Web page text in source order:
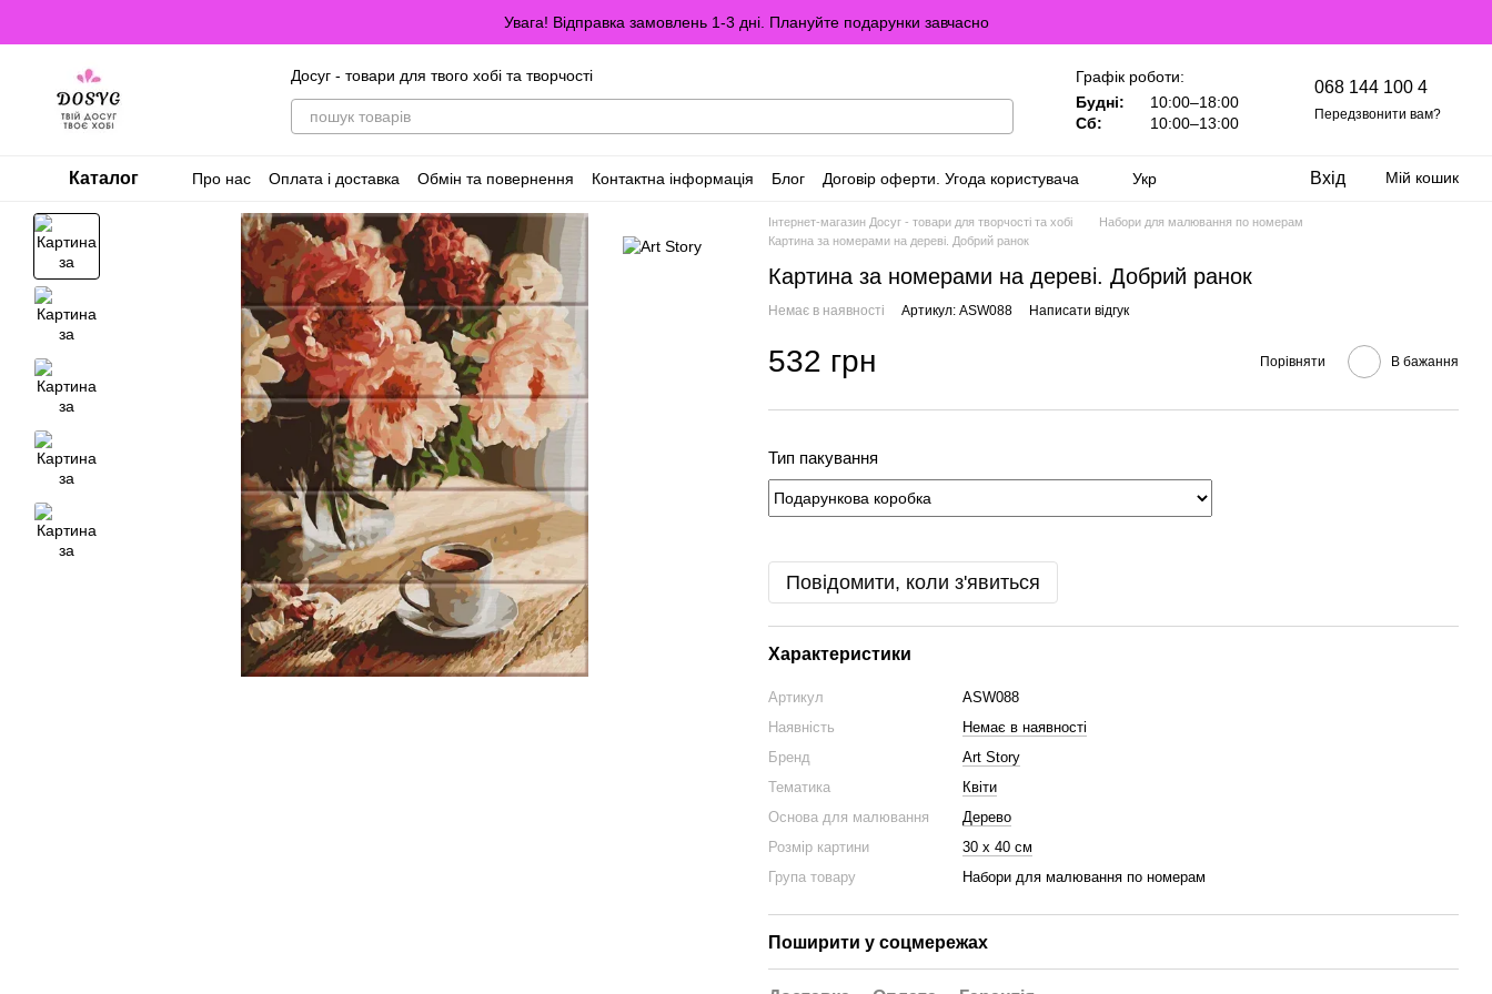
Увага! Відправка замовлень 1-3 дні. Плануйте подарунки завчасно
Досуг - товари для твого хобі та творчості
Графік роботи:
Будні:
10:00–18:00
Сб:
10:00–13:00
068 144 100 4
Передзвонити вам?
Каталог Про нас Оплата і доставка Обмін та повернення Контактна інформація Блог
Договір оферти. Угода користувача
Укр Вхід Мій кошик
Інтернет-магазин Досуг - товари для творчості та хобі
Набори для малювання по номерам
Картина за номерами на дереві. Добрий ранок
Картина за номерами на дереві. Добрий ранок
Немає в наявності Артикул: ASW088 Написати відгук
532 грн Порівняти В бажання
Тип пакування
Повідомити, коли з'явиться
Характеристики
Артикул
ASW088
Наявність
Немає в наявності
Бренд
Art Story
Тематика
Квіти
Основа для малювання
Дерево
Розмір картини
30 х 40 см
Група товару
Набори для малювання по номерам
Поширити у соцмережах